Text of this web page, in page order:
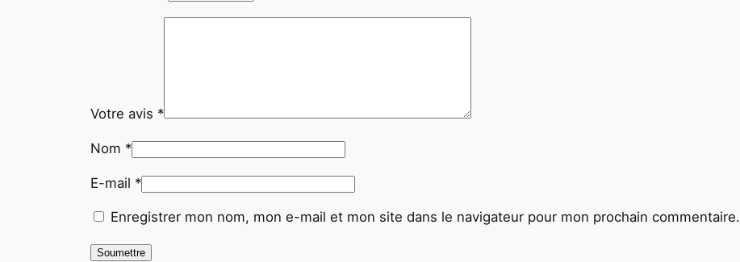
Votre avis *
Nom *
E-mail *
Enregistrer mon nom, mon e-mail et mon site dans le navigateur pour mon prochain commentaire.